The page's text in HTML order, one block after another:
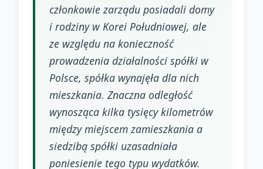
członkowie zarządu posiadali domy
i rodziny w Korei Południowej, ale
ze względu na konieczność
prowadzenia działalności spółki w
Polsce, spółka wynajęła dla nich
mieszkania. Znaczna odległość
wynosząca kilka tysięcy kilometrów
między miejscem zamieszkania a
siedzibą spółki uzasadniała
poniesienie tego typu wydatków.